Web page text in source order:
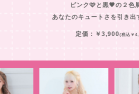
ピンク🩷と黒🖤の２色
あなたのキュートさを引き出
定価：￥3,900(税込￥